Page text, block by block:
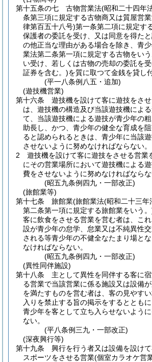
第十五条の七
古物営業法(昭和二十四年
条第三項に規定する古物商又は質屋営
律第百五十八号)第一条第二項に規定す
保護者の委託を受け、又は同意を得た
の他正当な理由がある場合を除き、青
業法第二条第一項に規定する古物をい
い受け、若しくは古物の売却の委託を
証券を含む。)を質に取つて金銭を貸し
(平一八条例八五・追加)
(遊技機営業)
第十六条
遊技機を設けて客に遊技をさ
は、遊技機の構造及び当該遊技機によ
て、当該遊技機による遊技が青少年の
助長し、かつ、青少年の健全な育成を
ると認められるときは、青少年に当該
させないように努めなければならない。
2
遊技機を設けて客に遊技をさせる営業
にその営業場所において遊技機による
費をさせないように努めなければならな
(昭五九条例四九・一部改正)
(旅館業等)
第十七条
旅館業(旅館業法(昭和二十三年
第二条第一項に規定する旅館業をいう
客に飲食をさせる営業を営む者は、こ
設が青少年の怠学、怠業又は不純異性
される等青少年の不健全なたまり場と
なければならない。
(昭五九条例四九・一部改正)
(異性同伴施設)
第十八条
主として異性を同伴する客に
る営業で当該営業に係る施設又は設備
を満たすものを営む者は、客の見やす
入りを禁止する旨の掲示をするととも
青少年を客として立ち入らせないよう
ない。
(平八条例三九・一部改正)
(深夜興行等)
第十九条
興行を行う者又は設備を設け
スポーツをさせる営業(個室カラオケ営